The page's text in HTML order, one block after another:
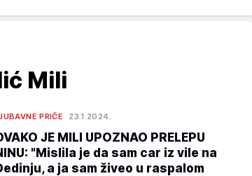
Mili
PRIČE 23.1.2024.
JE MILI UPOZNAO PRELEPU
"Mislila je da sam car iz vile na
a ja sam živeo u raspalom